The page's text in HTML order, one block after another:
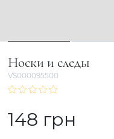
1 2
Носки и следы
VS000095500
148 грн